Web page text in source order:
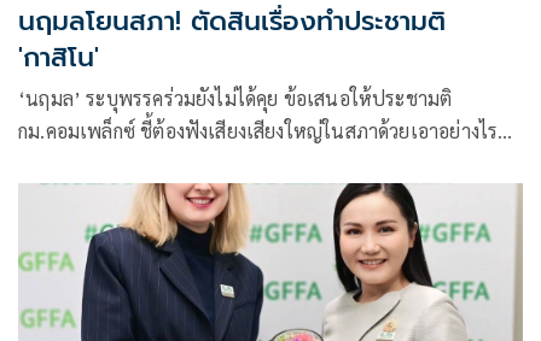
นฤมลโยนสภา! ตัดสินเรื่องทำประชามติ
'กาสิโน'
‘นฤมล’ ระบุพรรคร่วมยังไม่ได้คุย ข้อเสนอให้ประชามติ
กม.คอมเพล็กซ์ ชี้ต้องฟังเสียงเสียงใหญ่ในสภาด้วยเอาอย่างไร